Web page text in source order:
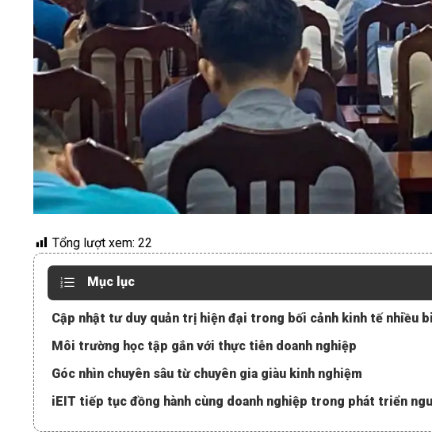
Tổng lượt xem: 22
Mục lục
Cập nhật tư duy quản trị hiện đại trong bối cảnh kinh tế nhiều
Môi trường học tập gắn với thực tiễn doanh nghiệp
Góc nhìn chuyên sâu từ chuyên gia giàu kinh nghiệm
iEIT tiếp tục đồng hành cùng doanh nghiệp trong phát triển